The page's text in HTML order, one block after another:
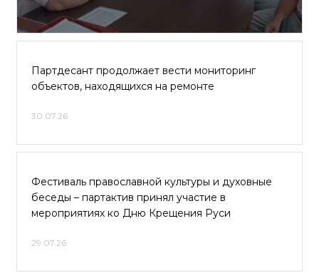
Партдесант продолжает вести мониторинг
объектов, находящихся на ремонте
30.07.26
Фестиваль православной культуры и духовные
беседы – партактив принял участие в
мероприятиях ко Дню Крещения Руси
29.07.26